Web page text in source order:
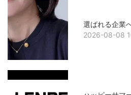
選ばれる企業
2026-08-08